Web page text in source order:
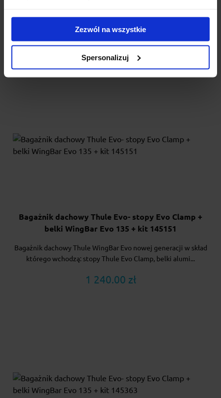
Zezwól na wszystkie
Spersonalizuj
skład którego wchodzą: stopy Thule Evo Clamp, belki...
1 441.00 zł
Bagażnik dachowy Thule Evo- stopy Evo Clamp +
belki WingBar Evo 135 + kit 145151
Bagażnik dachowy Thule WingBar Evo nowej generacji w skład
którego wchodzą: stopy Thule Evo Clamp, belki alumi...
1 240.00 zł